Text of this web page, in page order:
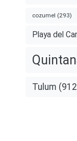
cozumel (293)
Playa del
Tulum